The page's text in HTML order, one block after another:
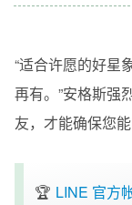
“适合许愿的好星
再有。”安格斯强
友，才能确保您
🏆 LINE 官方